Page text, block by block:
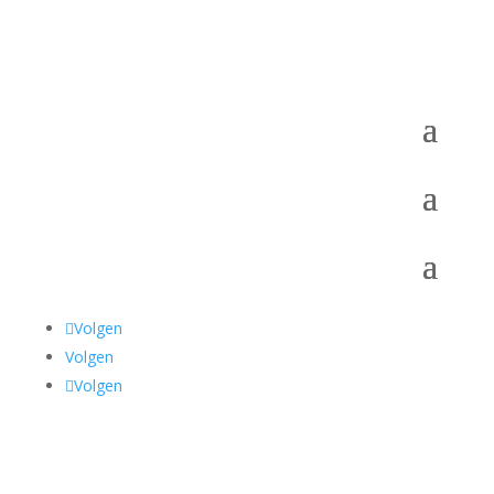
Volgen
Volgen
Volgen